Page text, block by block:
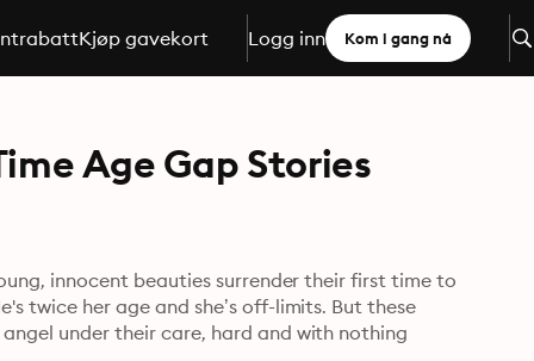
Kjøp gavekort Logg inn Kom i gang nå
Age Gap Stories
innocent beauties surrender their first time to
twice her age and she’s off-limits. But these
under their care, hard and with nothing